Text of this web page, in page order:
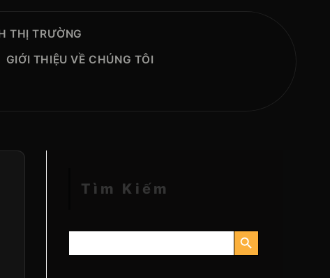
THỊ TRƯỜNG
GIỚI THIỆU VỀ CHÚNG TÔI
Tìm Kiếm
Tìm
NÚT TÌM KIẾM